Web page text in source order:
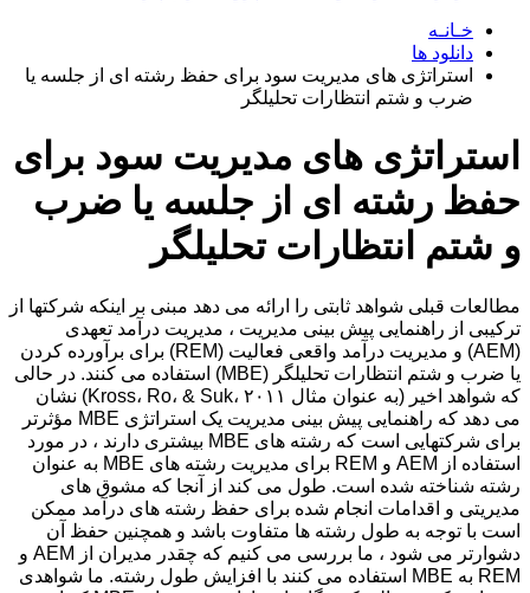
خـانـه
دانلود ها
استراتژی های مدیریت سود برای حفظ رشته ای از جلسه یا
ضرب و شتم انتظارات تحلیلگر
استراتژی های مدیریت سود برای
حفظ رشته ای از جلسه یا ضرب
و شتم انتظارات تحلیلگر
مطالعات قبلی شواهد ثابتی را ارائه می دهد مبنی بر اینکه شرکتها از
ترکیبی از راهنمایی پیش بینی مدیریت ، مدیریت درآمد تعهدی
(AEM) و مدیریت درآمد واقعی فعالیت (REM) برای برآورده کردن
یا ضرب و شتم انتظارات تحلیلگر (MBE) استفاده می کنند. در حالی
که شواهد اخیر (به عنوان مثال Kross، Ro، & Suk، ۲۰۱۱) نشان
می دهد که راهنمایی پیش بینی مدیریت یک استراتژی MBE مؤثرتر
برای شرکتهایی است که رشته های MBE بیشتری دارند ، در مورد
استفاده از AEM و REM برای مدیریت رشته های MBE به عنوان
رشته شناخته شده است. طول می کند از آنجا که مشوق های
مدیریتی و اقدامات انجام شده برای حفظ رشته های درآمد ممکن
است با توجه به طول رشته ها متفاوت باشد و همچنین حفظ آن
دشوارتر می شود ، ما بررسی می کنیم که چقدر مدیران از AEM و
REM به MBE استفاده می کنند با افزایش طول رشته. ما شواهدی